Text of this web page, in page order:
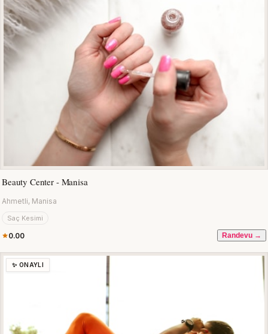
Beauty Center - Manisa
Ahmetli, Manisa
Saç Kesimi
0.00 Randevu →
✨ ONAYLI